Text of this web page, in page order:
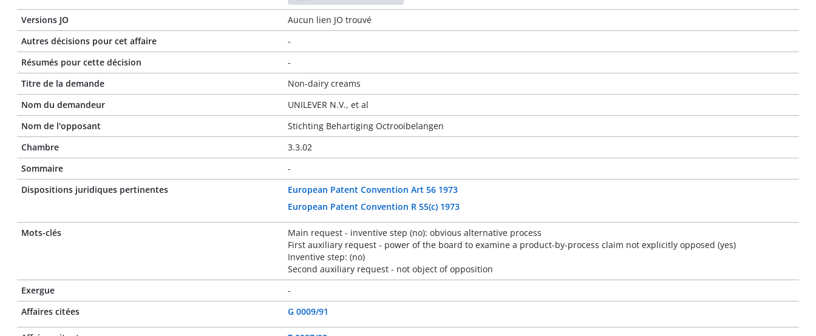
Versions JO
Aucun lien JO trouvé
Autres décisions pour cet affaire
-
Résumés pour cette décision
-
Titre de la demande
Non-dairy creams
Nom du demandeur
UNILEVER N.V., et al
Nom de l'opposant
Stichting Behartiging Octrooibelangen
Chambre
3.3.02
Sommaire
-
Dispositions juridiques pertinentes
European Patent Convention Art 56 1973
European Patent Convention R 55(c) 1973
Mots-clés
Main request - inventive step (no): obvious alternative process
First auxiliary request - power of the board to examine a product-by-process claim not explicitly opposed (yes)
Inventive step: (no)
Second auxiliary request - not object of opposition
Exergue
-
Affaires citées
G 0009/91